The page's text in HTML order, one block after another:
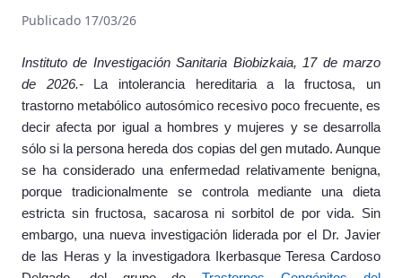
Publicado 17/03/26
Instituto de Investigación Sanitaria Biobizkaia, 17 de marzo
de 2026.-La intolerancia hereditaria a la fructosa, un
trastorno metabólico autosómico recesivo poco frecuente, es
decir afecta por igual a hombres y mujeres y se desarrolla
sólo si la persona hereda dos copias del gen mutado. Aunque
se ha considerado una enfermedad relativamente benigna,
porque tradicionalmente se controla mediante una dieta
estricta sin fructosa, sacarosa ni sorbitol de por vida. Sin
embargo, una nueva investigación liderada por el Dr. Javier
de las Heras y la investigadora Ikerbasque Teresa Cardoso